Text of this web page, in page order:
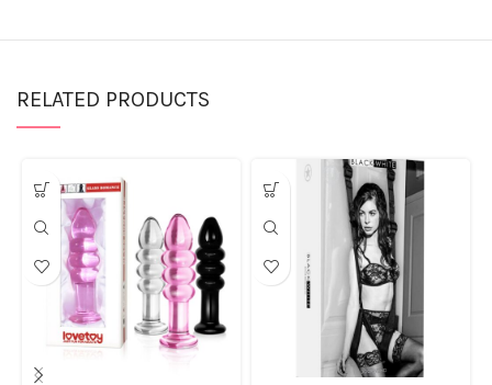
Różowy szklany korek
Huśtawka erotyczna na